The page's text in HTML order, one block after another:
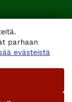
parhaan
evästeistä